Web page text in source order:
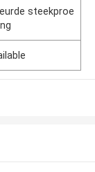
steekproe